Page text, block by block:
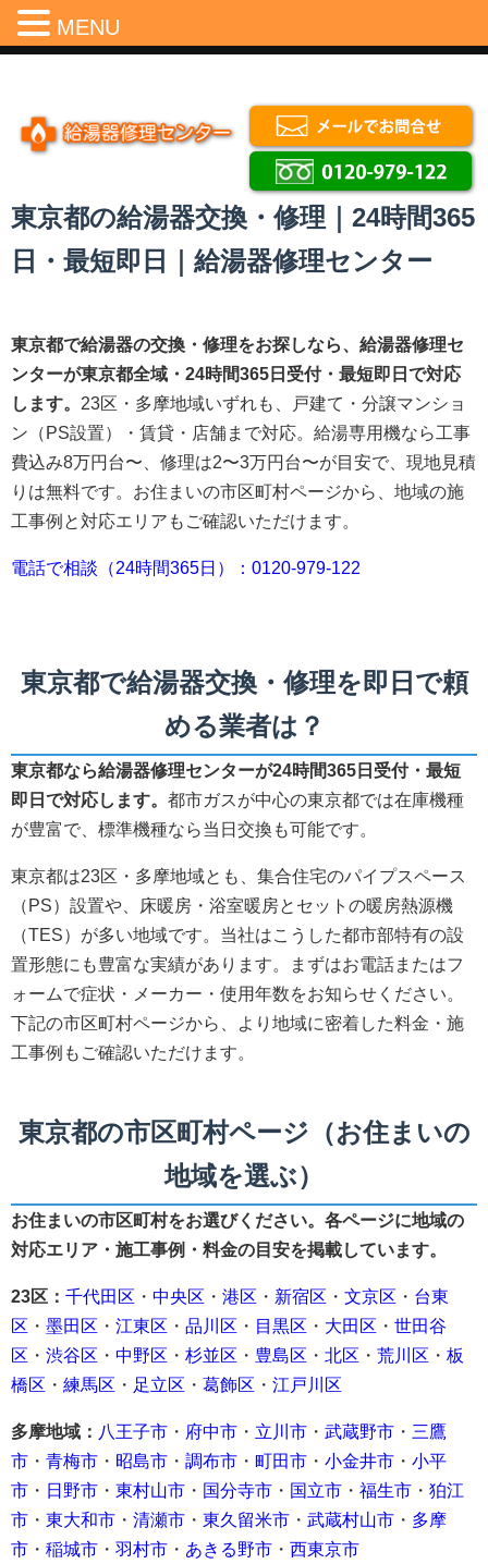
東京都の給湯器交換・修理｜24時間365
日・最短即日｜給湯器修理センター
東京都で給湯器の交換・修理をお探しなら、給湯器修理セ
ンターが東京都全域・24時間365日受付・最短即日で対応
します。 23区・多摩地域いずれも、戸建て・分譲マンショ
ン（PS設置）・賃貸・店舗まで対応。給湯専用機なら工事
費込み8万円台〜、修理は2〜3万円台〜が目安で、現地見積
りは無料です。お住まいの市区町村ページから、地域の施
工事例と対応エリアもご確認いただけます。
電話で相談（24時間365日）：0120-979-122
東京都で給湯器交換・修理を即日で頼
める業者は？
東京都なら給湯器修理センターが24時間365日受付・最短
即日で対応します。 都市ガスが中心の東京都では在庫機種
が豊富で、標準機種なら当日交換も可能です。
東京都は23区・多摩地域とも、集合住宅のパイプスペース
（PS）設置や、床暖房・浴室暖房とセットの暖房熱源機
（TES）が多い地域です。当社はこうした都市部特有の設
置形態にも豊富な実績があります。まずはお電話またはフ
ォームで症状・メーカー・使用年数をお知らせください。
下記の市区町村ページから、より地域に密着した料金・施
工事例もご確認いただけます。
東京都の市区町村ページ（お住まいの
地域を選ぶ）
お住まいの市区町村をお選びください。各ページに地域の
対応エリア・施工事例・料金の目安を掲載しています。
23区： 千代田区 ・ 中央区 ・ 港区 ・ 新宿区 ・ 文京区 ・ 台東
区 ・ 墨田区 ・ 江東区 ・ 品川区 ・ 目黒区 ・ 大田区 ・ 世田谷
区 ・ 渋谷区 ・ 中野区 ・ 杉並区 ・ 豊島区 ・ 北区 ・ 荒川区 ・ 板
橋区 ・ 練馬区 ・ 足立区 ・ 葛飾区 ・ 江戸川区
多摩地域： 八王子市 ・ 府中市 ・ 立川市 ・ 武蔵野市 ・ 三鷹
市 ・ 青梅市 ・ 昭島市 ・ 調布市 ・ 町田市 ・ 小金井市 ・ 小平
市 ・ 日野市 ・ 東村山市 ・ 国分寺市 ・ 国立市 ・ 福生市 ・ 狛江
市 ・ 東大和市 ・ 清瀬市 ・ 東久留米市 ・ 武蔵村山市 ・ 多摩
市 ・ 稲城市 ・ 羽村市 ・ あきる野市 ・ 西東京市
MENU
Menu